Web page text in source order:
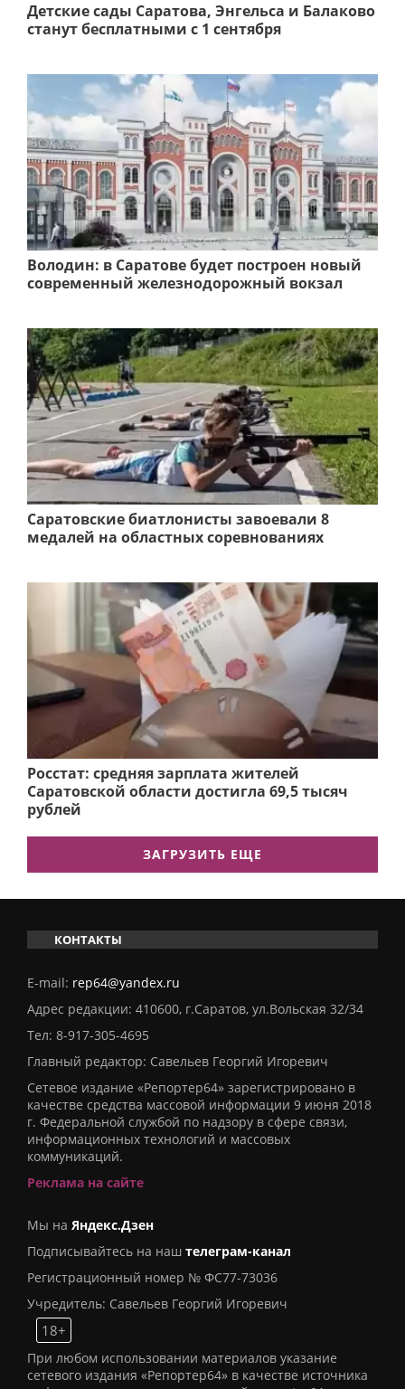
Детские сады Саратова, Энгельса и Балаково
станут бесплатными с 1 сентября
Володин: в Саратове будет построен новый
современный железнодорожный вокзал
Саратовские биатлонисты завоевали 8
медалей на областных соревнованиях
Росстат: средняя зарплата жителей
Саратовской области достигла 69,5 тысяч
рублей
ЗАГРУЗИТЬ ЕЩЕ
КОНТАКТЫ
E-mail: rep64@yandex.ru
Адрес редакции: 410600, г.Саратов, ул.Вольская 32/34
Тел: 8-917-305-4695
Главный редактор: Савельев Георгий Игоревич
Сетевое издание «Репортер64» зарегистрировано в
качестве средства массовой информации 9 июня 2018
г. Федеральной службой по надзору в сфере связи,
информационных технологий и массовых
коммуникаций.
Реклама на сайте
Мы на Яндекс.Дзен
Подписывайтесь на наш телеграм-канал
Регистрационный номер № ФС77-73036
Учредитель: Савельев Георгий Игоревич
18+
При любом использовании материалов указание
сетевого издания «Репортер64» в качестве источника